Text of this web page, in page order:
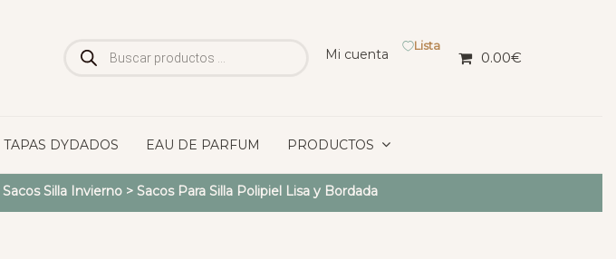
de
productos
Mi cuenta
Lista
0.00€
TAPAS DYDADOS EAU DE PARFUM PRODUCTOS
Sacos Silla Invierno> Sacos Para Silla Polipiel Lisa y Bordada